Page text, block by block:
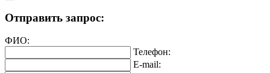
Отправить запрос:
ФИО:
Телефон:
E-mail: